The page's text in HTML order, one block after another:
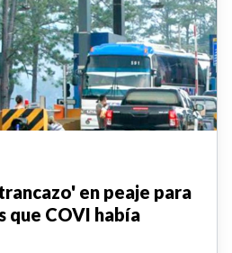
en peaje para
que COVI había